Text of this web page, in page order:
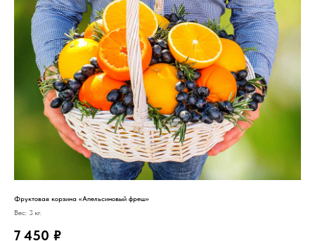
Фруктовая корзина «Апельсиновый фреш»
Вес: 3 кг.
7 450 ₽